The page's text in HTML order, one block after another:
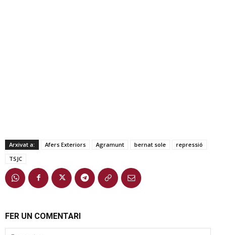
Arxivat a: Afers Exteriors Agramunt bernat sole
repressió
TSJC
FER UN COMENTARI